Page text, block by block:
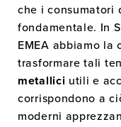
che i consumatori
fondamentale. In
EMEA abbiamo la
trasformare tali
metallici utili e
corrispondono a
moderni